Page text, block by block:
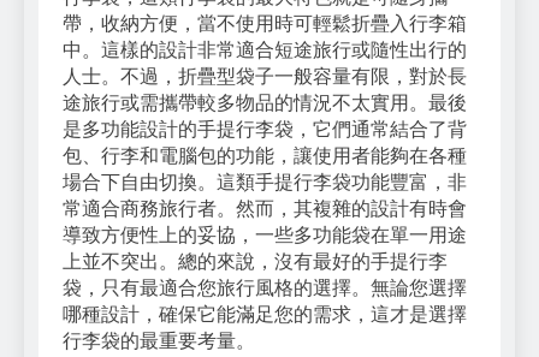
帶，收納方便，當不使用時可輕鬆折疊入行李箱
中。這樣的設計非常適合短途旅行或隨性出行的
人士。不過，折疊型袋子一般容量有限，對於長
途旅行或需攜帶較多物品的情況不太實用。最後
是多功能設計的手提行李袋，它們通常結合了背
包、行李和電腦包的功能，讓使用者能夠在各種
場合下自由切換。這類手提行李袋功能豐富，非
常適合商務旅行者。然而，其複雜的設計有時會
導致方便性上的妥協，一些多功能袋在單一用途
上並不突出。總的來說，沒有最好的手提行李
袋，只有最適合您旅行風格的選擇。無論您選擇
哪種設計，確保它能滿足您的需求，這才是選擇
行李袋的最重要考量。